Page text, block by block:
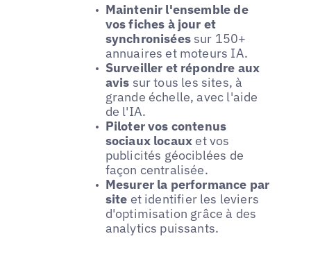
Maintenir l'ensemble de
vos fiches à jour et
synchroniséessur 150+
annuaires et moteurs IA.
Surveiller et répondre aux
avis sur tous les sites, à
grande échelle, avec l'aide
de l'IA.
Piloter vos contenus
sociaux locaux et vos
publicités géociblées de
façon centralisée.
Mesurer la performance par
site et identifier les leviers
d'optimisation grâce à des
analytics puissants.